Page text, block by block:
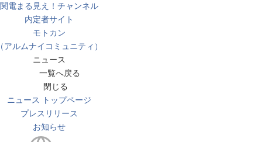
関電まる見え！チャンネル
内定者サイト
モトカン
（アルムナイコミュニティ）
ニュース
一覧へ戻る
閉じる
ニュース トップページ
プレスリリース
お知らせ